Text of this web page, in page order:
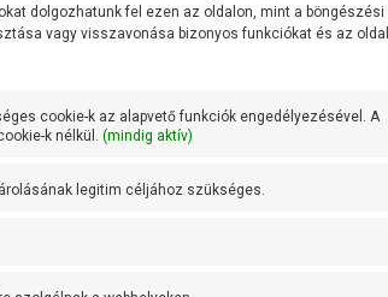
160 liter/perc
acél
acél
dolgozhatunk fel ezen az oldalon, mint a
vagy visszavonása bizonyos funkciókat és az
cookie-k az alapvető funkciók engedélyezésével. A
k nélkül. (mindig aktív)
legitim céljához szükséges.